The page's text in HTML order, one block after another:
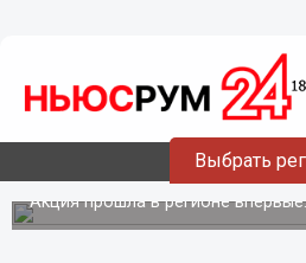
Выбрать
15.02.201916:52
24 учителя сдали ОГЭ
Нижегородской
Акция прошла в регионе впервые.